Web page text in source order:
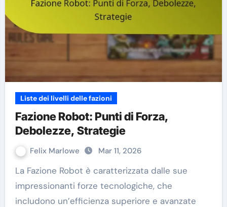
Liste dei livelli delle fazioni
Fazione Robot: Punti di Forza,
Debolezze, Strategie
Felix Marlowe Mar 11, 2026
La Fazione Robot è caratterizzata dalle sue
impressionanti forze tecnologiche, che
includono un’efficienza superiore e avanzate